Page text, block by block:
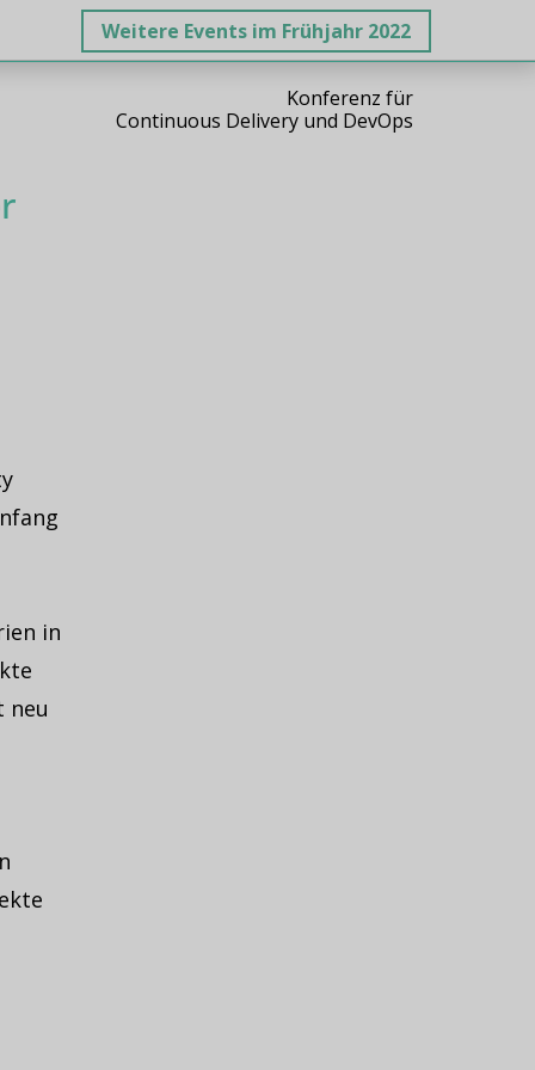
Weitere Events im Frühjahr 2022
Konferenz für
Continuous Delivery und DevOps
in
neu